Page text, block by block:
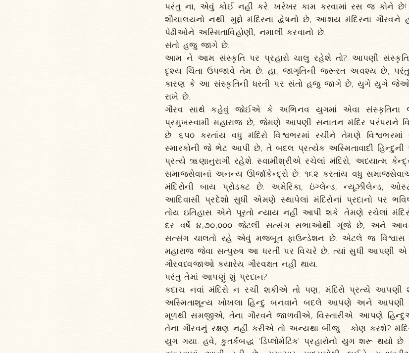
પરંતુ ના, એવું કોઈ નહીં કરે. ખરેખર કામ કરવામાં રસ જ કોને છે!
શૌચાલયનો નથી. મુદ્દો મંદિરના દ્વેષનો છે, આશય મંદિરના
પેઢીઓને અસ્મિતાવિહોણી, નમાલી કરવાનો છે.
સંતો હજુ જાગે છે...
આમ ને આમ સંસ્કૃતિ પર પ્રહારો ચાલુ રહેશે તો? આપણી
દૃશ્ય ચિંતા ઉપજાવે તેમ છે. હા, જાગૃતિની જરૂરત અવશ્ય છે, પરંતુ
કારણ કે આ સંસ્કૃતિની ધરતી પર સંતો હજુ જાગે છે, યુગે યુગે
રાખે છે.
ગૌરવ સાથે કહેવું જોઈએ કે અભિનવ યુગમાં એવા સંસ્કૃતિના
પ્રમુખસ્વામી મહારાજ છે, જેમણે આપણી સનાતન મંદિર પરંપરાને
છે. ૬૫૦ કરતાંય વધુ મંદિરો વિશ્વભરમાં રચીને તેમણે વિશ્વભરમાં
સ્મારકોની જે ભેટ આપી છે, તે બદલ પ્રત્યેક અસ્મિતાવાદી
પ્રત્યે ૠણાનુરાગી રહેશે. સ્વામીશ્રીએ રચેલાં મંદિરો, અધ્યાત્મ
સમાજસેવાનાં અનન્ય ઊર્જાકેન્દ્રો છે. ૧૬૨ કરતાંય વધુ
મંદિરોની બાય પ્રોડક્ટ છે. અમેરિકા, ઇંગ્લેન્ડ, ન્યૂઝીલેન્ડ,
આદિવાસી પ્રદેશો સુધી એમણે સ્થાપેલાં મંદિરોનાં પ્રદાનો પર
તોય ઇતિહાસ એને પૂરતો ન્યાય નહીં આપી શકે. તેમણે રચેલાં
દર વર્ષે ૪,૭૦,૦૦૦ જેટલી સત્સંગ સભાઓથી ગૂંજે છે, અને
સત્સંગ ચાલતો રહે એવું મજબૂત ફાઉન્ડેશન છે. એટલે જ વિશ્વાસ
મહારાજ જેવા સત્પુરુષ આ ધરતી પર વિચરે છે, ત્યાં સુધી આપણી એ
ગૌરવધ્વજાઓ ક્યારેય ગૌરવક્ષત નહીં થાય.
પરંતુ તેમાં આપણું શું પ્રદાન?
કદાચ નવાં મંદિરો ન રચી શકીએ તો પણ, મંદિરો પ્રત્યે આપણી
અસ્મિતાશૂન્ય ખોખલા હિન્દુ બનવાને બદલે આપણે અને આપણી
મૂળથી સમજીએ, તેના ગૌરવને જાળવીએ, વિસ્તારીએ. આપણે
તેના ગૌરવનું રક્ષણ નહીં કરીએ તો અન્યથા બીજુ _ કોણ કરશે?
યુગ ગયા. હવે, કુતર્કબદ્ધ 'ડિપ્લોમેટિક' પ્રહારોનો યુગ શરૂ થયો છે.